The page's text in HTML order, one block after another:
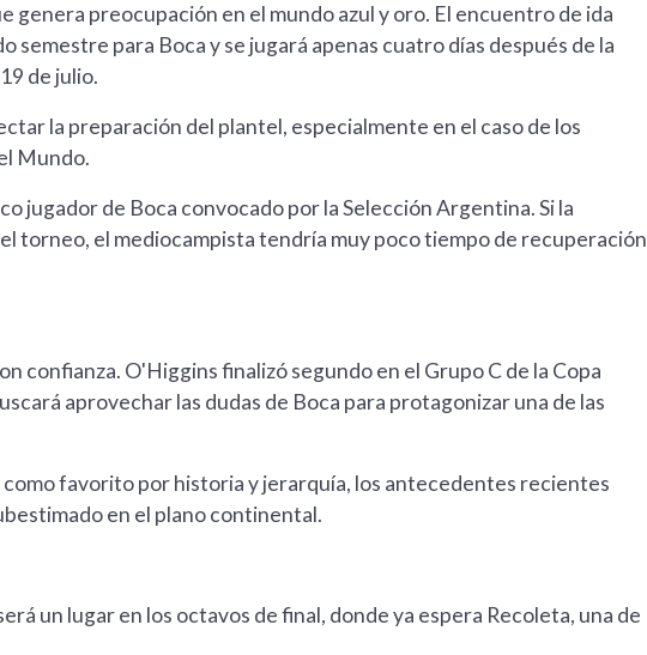
genera preocupación en el mundo azul y oro. El encuentro de ida
semestre para Boca y se jugará apenas cuatro días después de la
de julio.
la preparación del plantel, especialmente en el caso de los
Mundo.
jugador de Boca convocado por la Selección Argentina. Si la
torneo, el mediocampista tendría muy poco tiempo de recuperación
confianza. O'Higgins finalizó segundo en el Grupo C de la Copa
aprovechar las dudas de Boca para protagonizar una de las
favorito por historia y jerarquía, los antecedentes recientes
en el plano continental.
un lugar en los octavos de final, donde ya espera Recoleta, una de